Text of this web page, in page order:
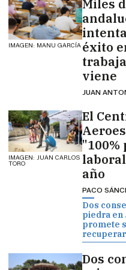
IMAGEN: MANU GARCÍA
Miles
éxito
viene
JUAN
IMAGEN: JUAN CARLOS
TORO
El
"100%
año
PACO
Dos
piedra en
promete
recuperar
Dos